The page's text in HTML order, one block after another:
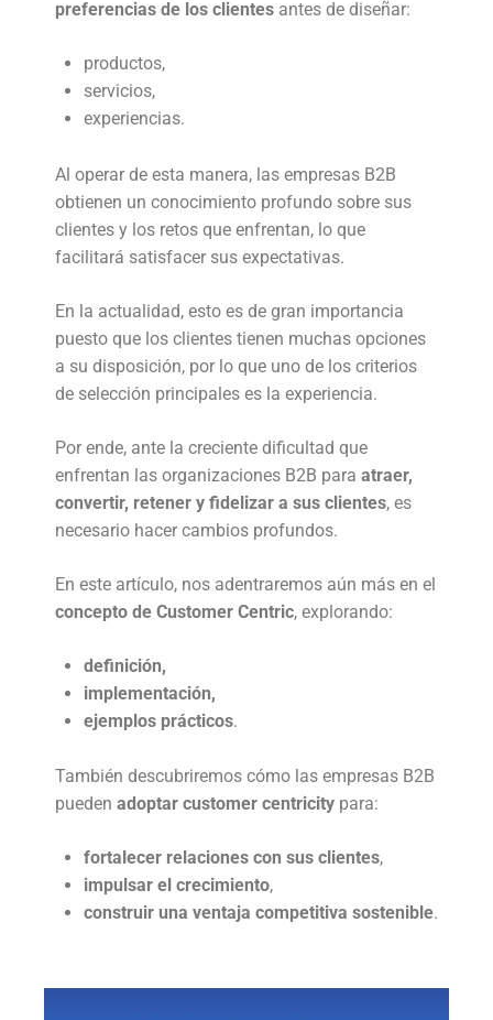
preferencias de los clientes antes de diseñar:
productos,
servicios,
experiencias.
Al operar de esta manera, las empresas B2B
obtienen un conocimiento profundo sobre sus
clientes y los retos que enfrentan, lo que
facilitará satisfacer sus expectativas.
En la actualidad, esto es de gran importancia
puesto que los clientes tienen muchas opciones
a su disposición, por lo que uno de los criterios
de selección principales es la experiencia.
Por ende, ante la creciente dificultad que
enfrentan las organizaciones B2B para atraer,
convertir, retener y fidelizar a sus clientes, es
necesario hacer cambios profundos.
En este artículo, nos adentraremos aún más en el
concepto de Customer Centric, explorando:
definición,
implementación,
ejemplos prácticos.
También descubriremos cómo las empresas B2B
pueden adoptar customer centricity para:
fortalecer relaciones con sus clientes,
impulsar el crecimiento,
construir una ventaja competitiva sostenible.